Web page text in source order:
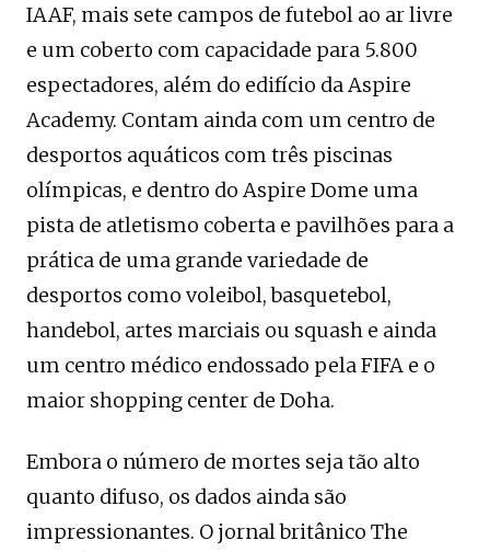
IAAF, mais sete campos de futebol ao ar livre
e um coberto com capacidade para 5.800
espectadores, além do edifício da Aspire
Academy. Contam ainda com um centro de
desportos aquáticos com três piscinas
olímpicas, e dentro do Aspire Dome uma
pista de atletismo coberta e pavilhões para a
prática de uma grande variedade de
desportos como voleibol, basquetebol,
handebol, artes marciais ou squash e ainda
um centro médico endossado pela FIFA e o
maior shopping center de Doha.
Embora o número de mortes seja tão alto
quanto difuso, os dados ainda são
impressionantes. O jornal britânico The